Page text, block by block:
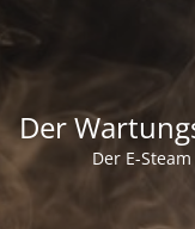
Der
Der E-